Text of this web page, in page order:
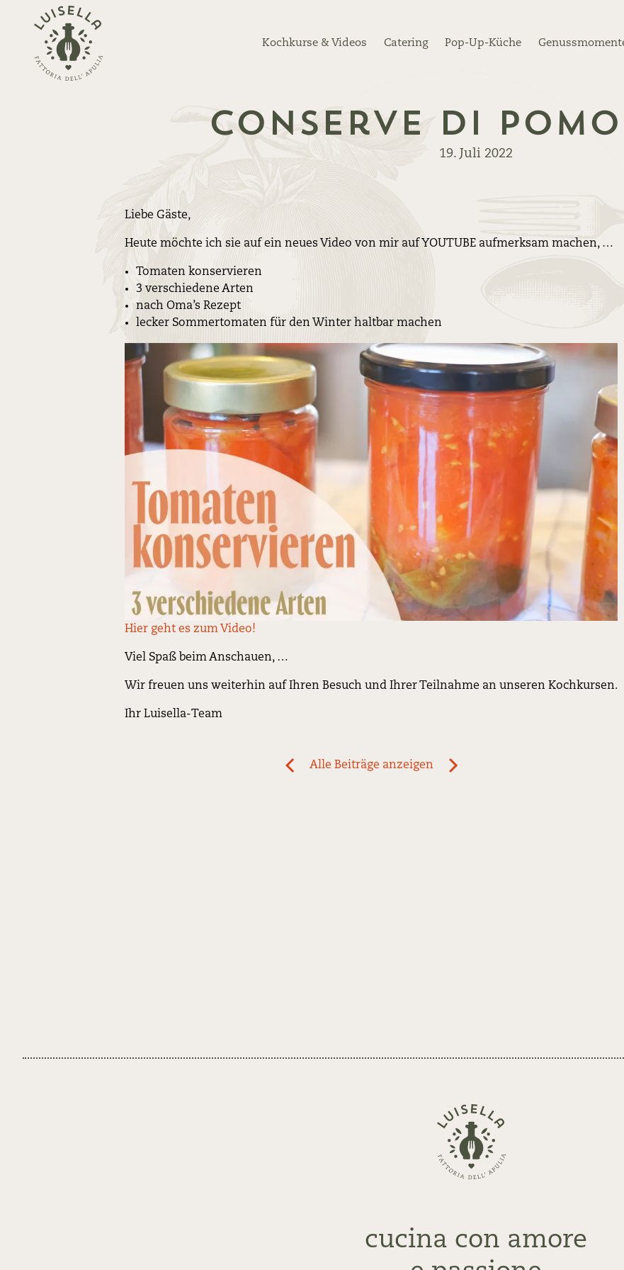
Zurück
zur
Startseite
Kochkurse & Videos Catering Pop-Up-Küche
conserve di
19. Juli 2022
Liebe Gäste,
Heute möchte ich sie auf ein neues Video von mir auf YOUTUBE aufmerksam machen, …
Tomaten konservieren
3 verschiedene Arten
nach Oma’s Rezept
lecker Sommertomaten für den Winter haltbar machen
Hier geht es zum Video!
Viel Spaß beim Anschauen, …
Wir freuen uns weiterhin auf Ihren Besuch und Ihrer Teilnahme an unseren Kochkursen.
Ihr Luisella-Team
Alle Beiträge anzeigen
Zurück
zur
Startseite
cucina con amore